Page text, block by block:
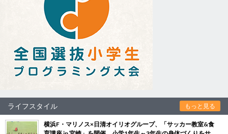
ライフスタイル もっと見る
横浜F・マリノス×日清オイリオグループ、「サッカー教室&食